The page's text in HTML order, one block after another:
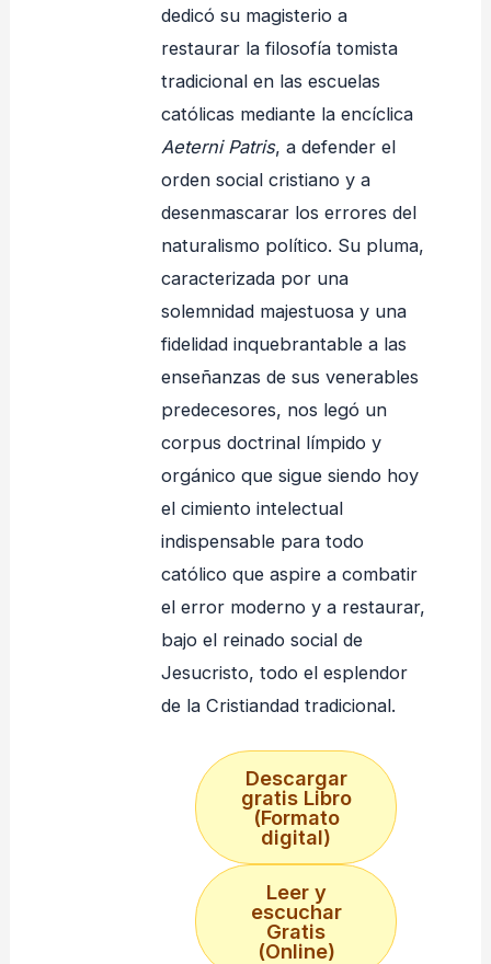
dedicó su magisterio a
restaurar la filosofía tomista
tradicional en las escuelas
católicas mediante la encíclica
Aeterni Patris, a defender el
orden social cristiano y a
desenmascarar los errores del
naturalismo político. Su pluma,
caracterizada por una
solemnidad majestuosa y una
fidelidad inquebrantable a las
enseñanzas de sus venerables
predecesores, nos legó un
corpus doctrinal límpido y
orgánico que sigue siendo hoy
el cimiento intelectual
indispensable para todo
católico que aspire a combatir
el error moderno y a restaurar,
bajo el reinado social de
Jesucristo, todo el esplendor
de la Cristiandad tradicional.
Descargar
gratis Libro
(Formato
digital)
Leer y
escuchar
Gratis
(Online)